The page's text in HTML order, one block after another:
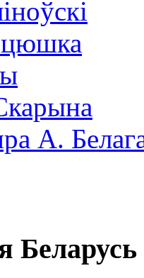
А.
Беларусь